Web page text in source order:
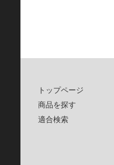
トップページ
商品を探す
適合検索